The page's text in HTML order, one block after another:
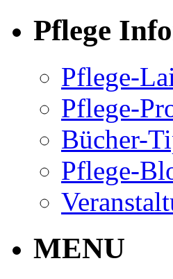
Pflege
Pflege-
Pflege-
Bücher-
Pflege-
MENU